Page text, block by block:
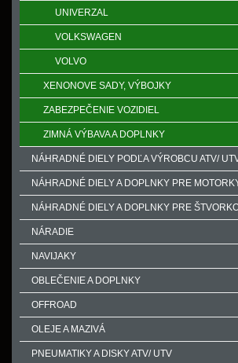
UNIVERZAL
VOLKSWAGEN
VOLVO
XENONOVE SADY, VÝBOJKY
ZABEZPEČENIE VOZIDIEL
ZIMNÁ VÝBAVA A DOPLNKY
NÁHRADNÉ DIELY PODĽA VÝROBCU ATV/
NÁHRADNÉ DIELY A DOPLNKY PRE
NÁHRADNÉ DIELY A DOPLNKY PRE
NÁRADIE
NAVIJAKY
OBLEČENIE A DOPLNKY
OFFROAD
OLEJE A MAZIVÁ
PNEUMATIKY A DISKY ATV/ UTV